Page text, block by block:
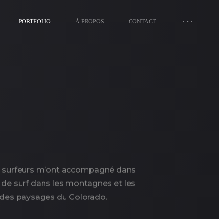
PORTFOLIO À PROPOS CONTACT
m’ont accompagné dans
surf dans les montagnes et les